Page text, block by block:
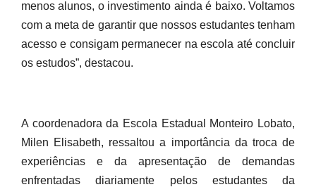
menos alunos, o investimento ainda é baixo. Voltamos
com a meta de garantir que nossos estudantes tenham
acesso e consigam permanecer na escola até concluir
os estudos”, destacou.
A coordenadora da Escola Estadual Monteiro Lobato,
Milen Elisabeth, ressaltou a importância da troca de
experiências e da apresentação de demandas
enfrentadas diariamente pelos estudantes da